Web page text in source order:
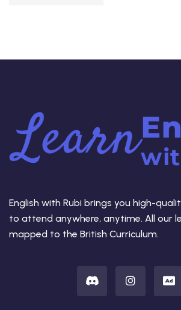
English with Rubi brings you high-
to attend anywhere, anytime. All our
mapped to the British Curriculum.